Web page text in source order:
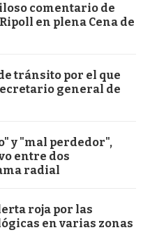
comentario de
en plena Cena de
tránsito por el que
general de
y "mal perdedor",
entre dos
radial
roja por las
en varias zonas